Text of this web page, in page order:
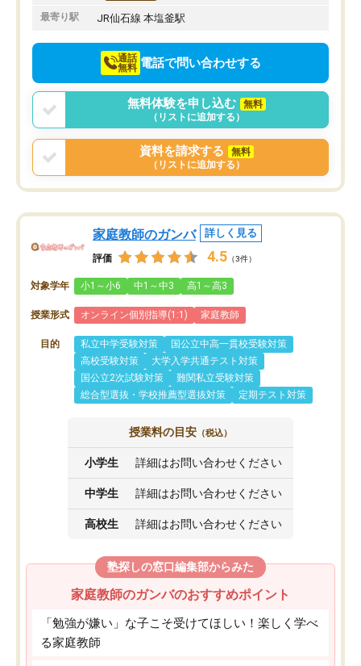
最寄り駅 JR仙石線 本塩釜駅
通話
無料 電話で問い合わせする
無料体験を申し込む
無料
（リストに追加する）
資料を請求する
無料
（リストに追加する）
家庭教師のガンバ 詳しく見る
評価 4.5 （3件）
対象学年 小1～小6 中1～中3 高1～高3
授業形式 オンライン個別指導(1:1) 家庭教師
目的 私立中学受験対策
国公立中高一貫校受験対策
高校受験対策
大学入学共通テスト対策
国公立2次試験対策
難関私立受験対策
総合型選抜・学校推薦型選抜対策
定期テスト対策
授業料の目安 （税込）
小学生 詳細はお問い合わせください
中学生 詳細はお問い合わせください
高校生 詳細はお問い合わせください
塾探しの窓口編集部からみた
家庭教師のガンバのおすすめポイント
「勉強が嫌い」な子こそ受けてほしい！楽しく学べ
る家庭教師